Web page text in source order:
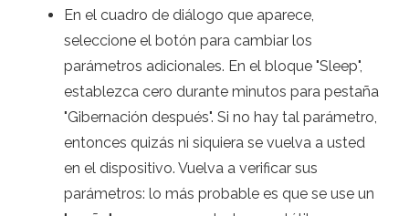
En el cuadro de diálogo que aparece,
seleccione el botón para cambiar los
parámetros adicionales. En el bloque "Sleep",
establezca cero durante minutos para pestaña
"Gibernación después". Si no hay tal parámetro,
entonces quizás ni siquiera se vuelva a usted
en el dispositivo. Vuelva a verificar sus
parámetros: lo más probable es que se use un